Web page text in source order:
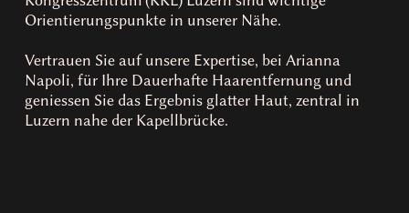
Orientierungspunkte in unserer Nähe.
Vertrauen Sie auf unsere Expertise, bei Arianna
Napoli, für Ihre Dauerhafte Haarentfernung und
geniessen Sie das Ergebnis glatter Haut, zentral in
Luzern nahe der Kapellbrücke.